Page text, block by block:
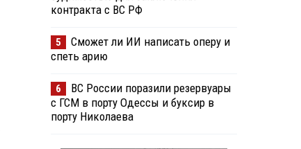
контракта с ВС РФ
5
Сможет ли ИИ написать оперу и
спеть арию
6
ВС России поразили резервуары
с ГСМ в порту Одессы и буксир в
порту Николаева